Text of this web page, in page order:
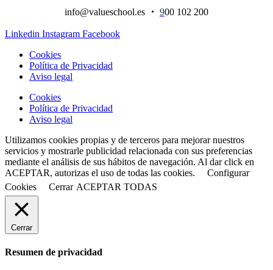
info@valueschool.es ・ 900 102 200
Linkedin Instagram Facebook
Cookies
Política de Privacidad
Aviso legal
Cookies
Política de Privacidad
Aviso legal
Utilizamos cookies propias y de terceros para mejorar nuestros
servicios y mostrarle publicidad relacionada con sus preferencias
mediante el análisis de sus hábitos de navegación. Al dar click en
ACEPTAR, autorizas el uso de todas las cookies.
Configurar
Cookies
Cerrar ACEPTAR TODAS
Cerrar
Resumen de privacidad